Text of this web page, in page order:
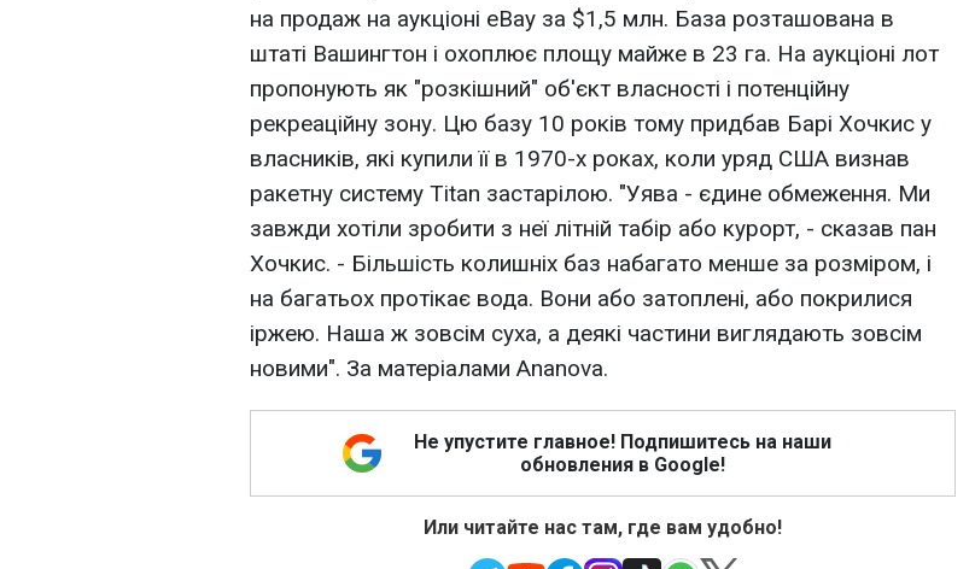
на продаж на аукціоні eBay за $1,5 млн. База розташована в
штаті Вашингтон і охоплює площу майже в 23 га. На аукціоні лот
пропонують як "розкішний" об'єкт власності і потенційну
рекреаційну зону. Цю базу 10 років тому придбав Барі Хочкис у
власників, які купили її в 1970-х роках, коли уряд США визнав
ракетну систему Titan застарілою. "Уява - єдине обмеження. Ми
завжди хотіли зробити з неї літній табір або курорт, - сказав пан
Хочкис. - Більшість колишніх баз набагато менше за розміром, і
на багатьох протікає вода. Вони або затоплені, або покрилися
іржею. Наша ж зовсім суха, а деякі частини виглядають зовсім
новими". За матеріалами Ananova.
Не упустите главное! Подпишитесь на наши
обновления в Google!
Или читайте нас там, где вам удобно!